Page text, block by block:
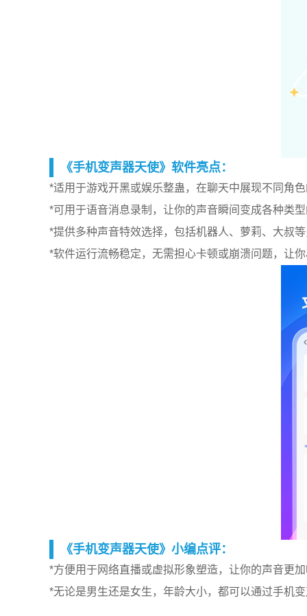
《手机变声器天使》软件亮点：
*适用于游戏开黑或娱乐整蛊，在聊天中展现不同角
*可用于语音消息录制，让你的声音瞬间变成各种类
*提供多种声音特效选择，包括机器人、萝莉、大叔
*软件运行流畅稳定，无需担心卡顿或崩溃问题，让
《手机变声器天使》小编点评：
*方便用于网络直播或虚拟形象塑造，让你的声音更
*无论是男生还是女生，年龄大小，都可以通过手机